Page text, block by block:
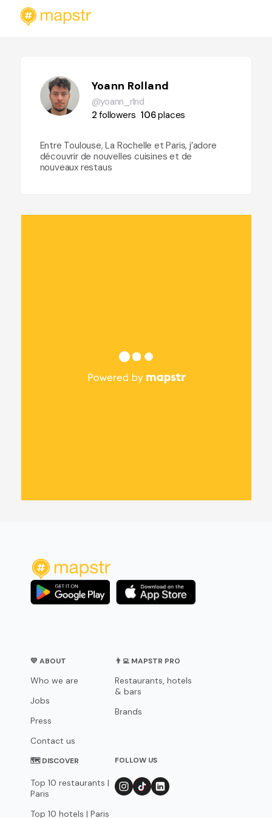
Yoann Rolland
@yoann_rlnd
2followers 106places
Entre Toulouse, La Rochelle et Paris, j’adore
découvrir de nouvelles cuisines et de
nouveaux restaus
💛 ABOUT
Who we are
Jobs
Press
Contact us
👨‍💻 MAPSTR PRO
Restaurants, hotels
& bars
Brands
🗺 DISCOVER
Top 10 restaurants |
Paris
Top 10 hotels | Paris
FOLLOW US